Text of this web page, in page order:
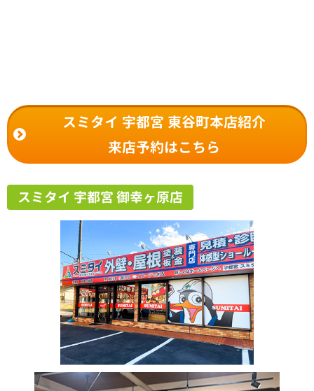
スミタイ 宇都宮 東谷町本店紹介
来店予約はこちら
スミタイ 宇都宮 御幸ヶ原店